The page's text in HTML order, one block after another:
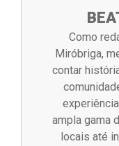
Como
Miróbriga,
contar
ampla gama
locais até